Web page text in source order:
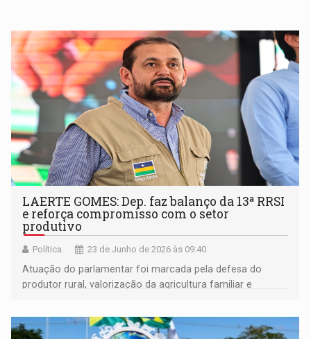
LAERTE GOMES: Dep. faz balanço da 13ª RRSI
e reforça compromisso com o setor
produtivo
Política 23 de Junho de 2026 às 09:40
Atuação do parlamentar foi marcada pela defesa do
produtor rural, valorização da agricultura familiar e